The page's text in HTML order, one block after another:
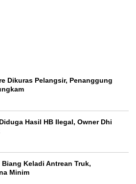
Dikuras Pelangsir, Penanggung
Hasil HB Ilegal, Owner Dhi
Keladi Antrean Truk,
Minim